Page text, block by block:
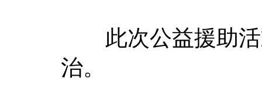
此次公益援助活
治。